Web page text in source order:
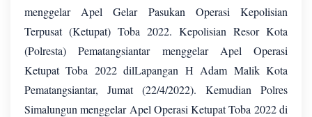
menggelar Apel Gelar Pasukan Operasi Kepolisian
Terpusat (Ketupat) Toba 2022. Kepolisian Resor Kota
(Polresta) Pematangsiantar menggelar Apel Operasi
Ketupat Toba 2022 dilLapangan H Adam Malik Kota
Pematangsiantar, Jumat (22/4/2022). Kemudian Polres
Simalungun menggelar Apel Operasi Ketupat Toba 2022 di